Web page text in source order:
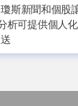
斯新聞和個股
析可提供個人